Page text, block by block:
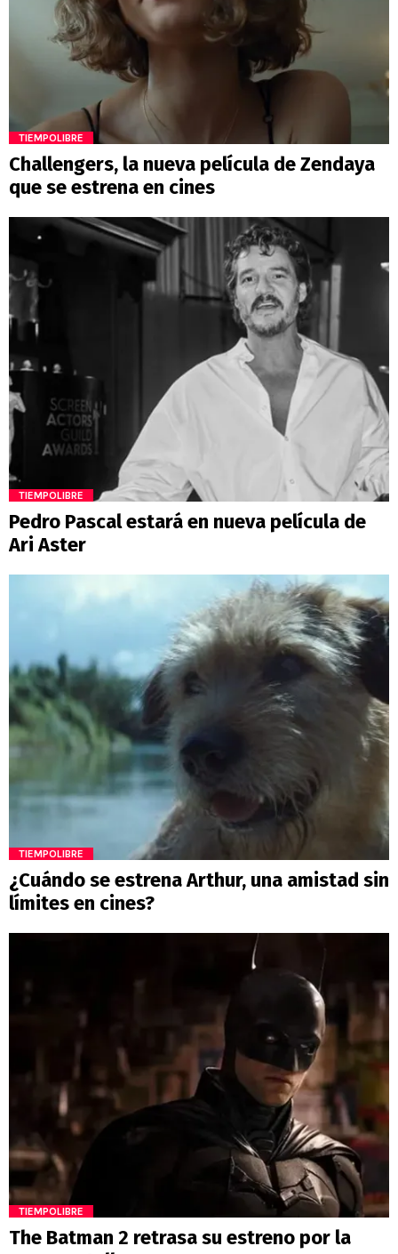
TIEMPOLIBRE
Challengers, la nueva película de Zendaya
que se estrena en cines
TIEMPOLIBRE
Pedro Pascal estará en nueva película de
Ari Aster
TIEMPOLIBRE
¿Cuándo se estrena Arthur, una amistad sin
límites en cines?
TIEMPOLIBRE
The Batman 2 retrasa su estreno por la